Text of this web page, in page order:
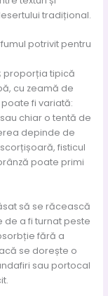
tradițional.
potrivit pentru
proporția tipică
cu zeamă de
fi variată:
chiar o tentă de
depinde de
fisticul
poate primi
să se răcească
de a fi turnat peste
fără a
se dorește o
sau portocal